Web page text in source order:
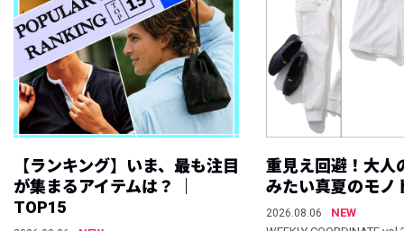
【ランキング】いま、最も注目
が集まるアイテムは？ ｜
TOP15
重見え回避！大人
みたい真夏のモノ
2026.08.06
NEW